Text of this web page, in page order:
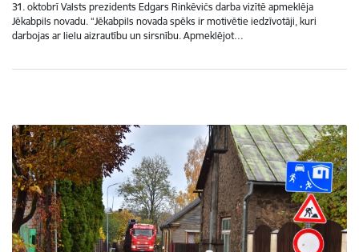
31. oktobrī Valsts prezidents Edgars Rinkēvičs darba vizītē apmeklēja
Jēkabpils novadu. “Jēkabpils novada spēks ir motivētie iedzīvotāji, kuri
darbojas ar lielu aizrautību un sirsnību. Apmeklējot…